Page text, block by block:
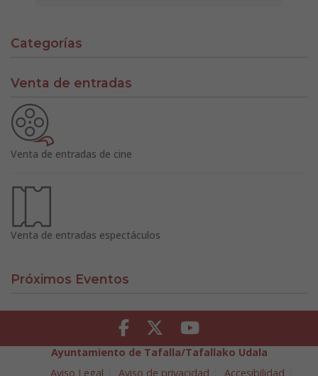
Categorías
Venta de entradas
Venta de entradas de cine
Venta de entradas espectáculos
Próximos Eventos
Facebook Twitter Youtube
Ayuntamiento de Tafalla/Tafallako Udala
Aviso Legal
Aviso de privacidad Accesibilidad